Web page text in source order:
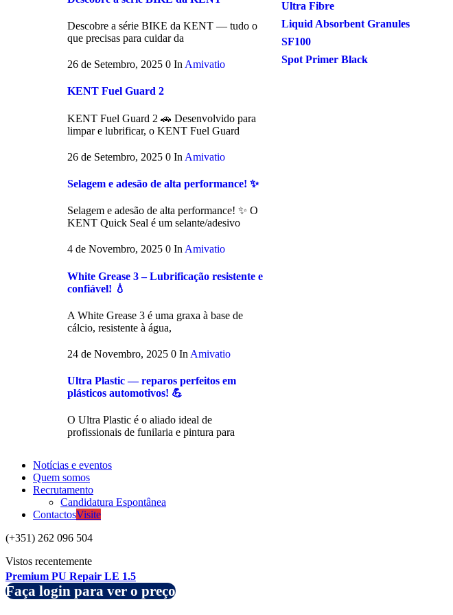
Descobre a série BIKE da KENT — tudo o
que precisas para cuidar da
26 de Setembro, 2025 0 In Amivatio
KENT Fuel Guard 2
KENT Fuel Guard 2 🚗 Desenvolvido para
limpar e lubrificar, o KENT Fuel Guard
26 de Setembro, 2025 0 In Amivatio
Selagem e adesão de alta performance! ✨
Selagem e adesão de alta performance! ✨ O
KENT Quick Seal é um selante/adesivo
4 de Novembro, 2025 0 In Amivatio
White Grease 3 – Lubrificação resistente e
confiável! 💧
A White Grease 3 é uma graxa à base de
cálcio, resistente à água,
24 de Novembro, 2025 0 In Amivatio
Ultra Plastic — reparos perfeitos em
plásticos automotivos! 💪
O Ultra Plastic é o aliado ideal de
profissionais de funilaria e pintura para
Ultra Fibre
Liquid Absorbent Granules
SF100
Spot Primer Black
Notícias e eventos
Quem somos
Recrutamento
Candidatura Espontânea
ContactosVisite
(+351) 262 096 504
Vistos recentemente
Premium PU Repair LE 1.5
Faça login para ver o preço